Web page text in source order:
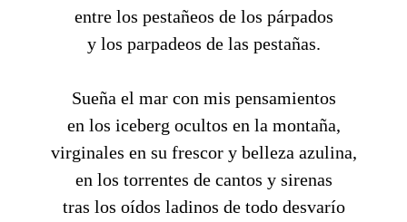
entre los pestañeos de los párpados
y los parpadeos de las pestañas.
Sueña el mar con mis pensamientos
en los iceberg ocultos en la montaña,
virginales en su frescor y belleza azulina,
en los torrentes de cantos y sirenas
tras los oídos ladinos de todo desvarío